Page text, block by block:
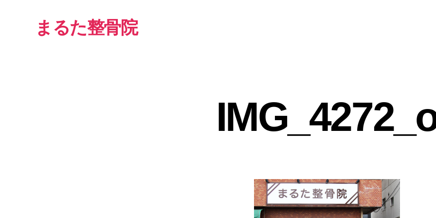
まるた整骨院